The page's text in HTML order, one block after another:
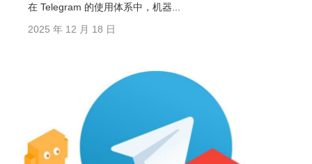
在 Telegram 的使用体系中，机器...
2025 年 12 月 18 日